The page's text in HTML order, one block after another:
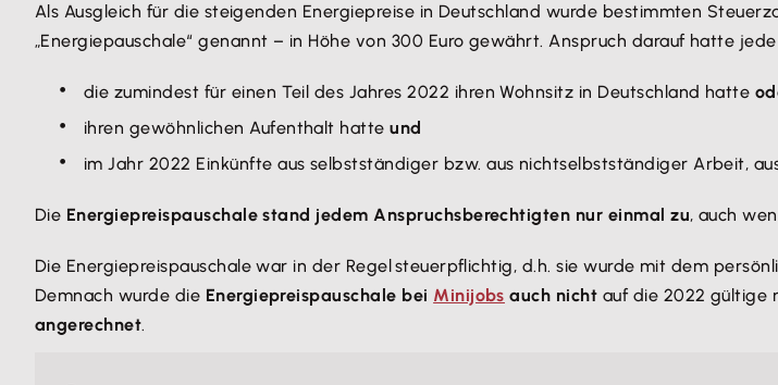
Als Ausgleich für die steigenden Energiepreise in Deutschland wurde bestimmten
„Energiepauschale“ genannt – in Höhe von 300 Euro gewährt. Anspruch darauf hatte jede
die zumindest für einen Teil des Jahres 2022 ihren Wohnsitz in Deutschland hatte
ihren gewöhnlichen Aufenthalt hatteund
im Jahr 2022 Einkünfte aus selbstständiger bzw. aus nichtselbstständiger Arbeit,
Die Energiepreispauschale stand jedem Anspruchsberechtigten nur einmal zu, auch
Die Energiepreispauschale war in der Regel steuerpflichtig, d.h. sie wurde mit dem
Demnach wurde die Energiepreispauschale bei Minijobs auch nicht auf die 2022 gültige
angerechnet.